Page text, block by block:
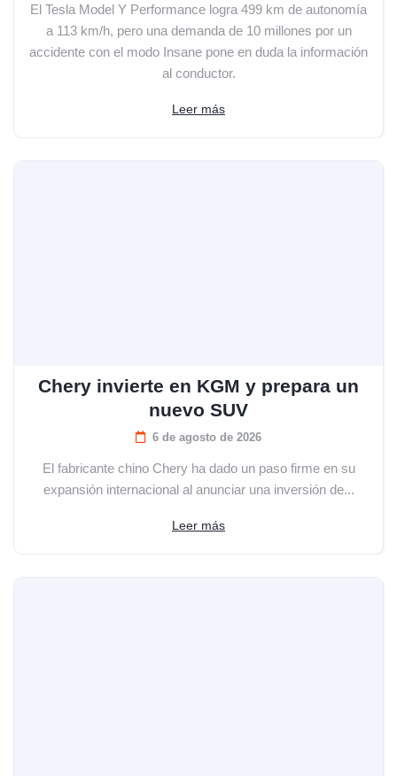
El Tesla Model Y Performance logra 499 km de autonomía
a 113 km/h, pero una demanda de 10 millones por un
accidente con el modo Insane pone en duda la información
al conductor.
Leer más
Chery invierte en KGM y prepara un
nuevo SUV
6 de agosto de 2026
El fabricante chino Chery ha dado un paso firme en su
expansión internacional al anunciar una inversión de...
Leer más